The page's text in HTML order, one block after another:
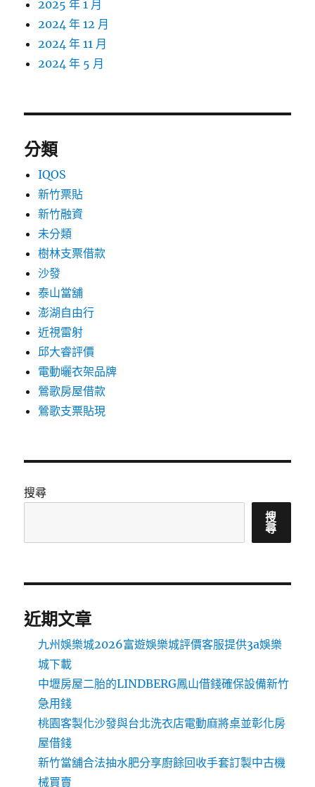
2025 年 1 月
2024 年 12 月
2024 年 11 月
2024 年 5 月
分類
IQOS
新竹票貼
新竹融資
未分類
樹林支票借款
沙發
泰山當舖
澎湖自由行
近視雷射
邱大睿評價
電動曬衣架品牌
鶯歌房屋借款
鶯歌支票貼現
搜尋
搜
尋
近期文章
九州娛樂城2026富遊娛樂城評價客服提供3a娛樂
城下載
中壢房屋二胎的LINDBERG鳳山借錢確保設備新竹
急用錢
桃園客製化沙發與台北洗衣店電動麻將桌並彰化房
屋借錢
新竹當舖合法抽水肥分享廚餘回收手套訂製中古機
械買賣